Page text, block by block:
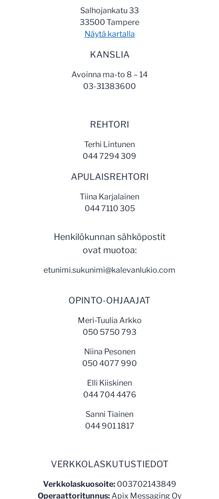
Salhojankatu 33
33500 Tampere
Näytä kartalla
KANSLIA
Avoinna ma-to 8 – 14
03-31383600
REHTORI
Terhi Lintunen
044 7294 309
APULAISREHTORI
Tiina Karjalainen
044 7110 305
Henkilökunnan sähköpostit
ovat muotoa:
etunimi.sukunimi@kalevanlukio.com
OPINTO-OHJAAJAT
Meri-Tuulia Arkko
050 5750 793
Niina Pesonen
050 4077 990
Elli Kiiskinen
044 704 4476
Sanni Tiainen
044 901 1817
VERKKOLASKUTUSTIEDOT
Verkkolaskuosoite:003702143849
Operaattoritunnus:Apix Messaging Oy